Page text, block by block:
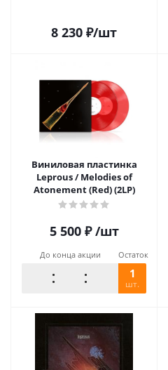
8 230 ₽/шт
Виниловая пластинка
Leprous / Melodies of
Atonement (Red) (2LP)
5 500₽ /шт
До конца акции Остаток
1
шт.